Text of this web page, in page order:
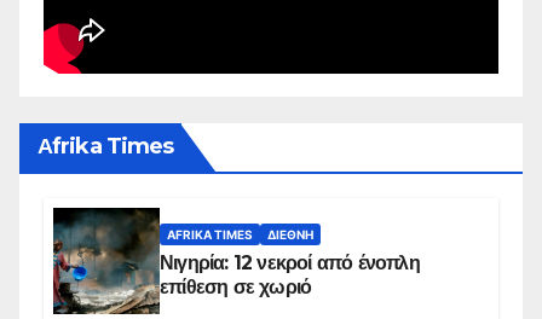
Αfrika Times
AFRIKA TIMES ΔΙΕΘΝΉ
Νιγηρία: 12 νεκροί από ένοπλη
επίθεση σε χωριό